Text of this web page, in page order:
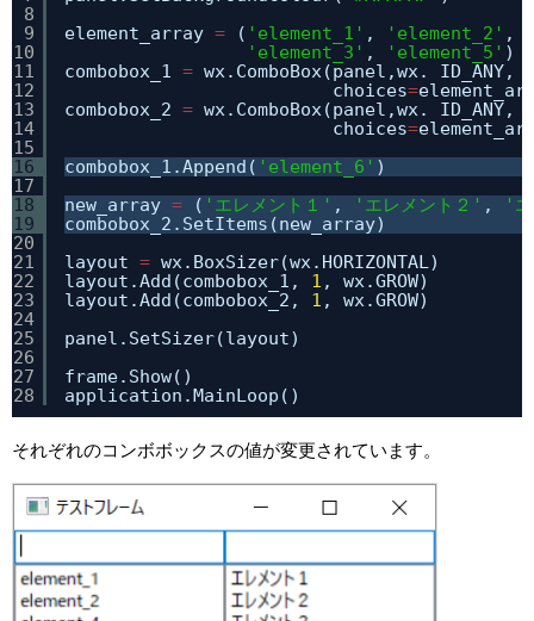
8
9
10
11
12
13
14
15
16
17
18
19
20
21
22
23
24
25
26
27
28
element_array = ( 'element_1' , 'element_2' ,
'element_3' , 'element_5' )
combobox_1 = wx.ComboBox(panel,wx.
choices=
combobox_2 = wx.ComboBox(panel,wx.
choices=
combobox_1.Append( 'element_6' )
new_array = ( 'エレメント１' , 'エレメント２' ,
'
combobox_2.SetItems(new_array)
layout = wx.BoxSizer(wx.HORIZONTAL)
layout.Add(combobox_1, 1 , wx.GROW)
layout.Add(combobox_2, 1 , wx.GROW)
panel.SetSizer(layout)
frame.Show()
application.MainLoop()
それぞれのコンボボックスの値が変更されています。